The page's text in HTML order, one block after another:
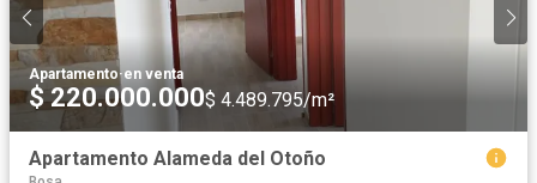
Apartamento·en venta
$ 220.000.000$ 4.489.795/m²
Apartamento Alameda del Otoño